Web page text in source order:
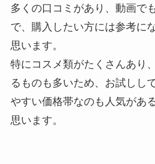
多くの口コミがあり、動画で
で、購入したい方には参考に
思います。
特にコスメ類がたくさんあり
るものも多いため、お試しし
やすい価格帯なのも人気があ
思います。